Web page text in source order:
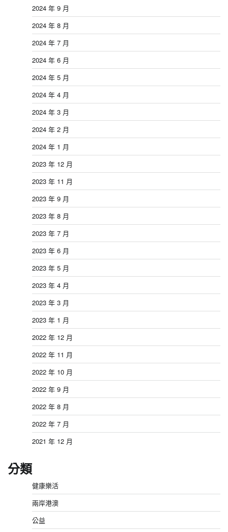
2024 年 9 月
2024 年 8 月
2024 年 7 月
2024 年 6 月
2024 年 5 月
2024 年 4 月
2024 年 3 月
2024 年 2 月
2024 年 1 月
2023 年 12 月
2023 年 11 月
2023 年 9 月
2023 年 8 月
2023 年 7 月
2023 年 6 月
2023 年 5 月
2023 年 4 月
2023 年 3 月
2023 年 1 月
2022 年 12 月
2022 年 11 月
2022 年 10 月
2022 年 9 月
2022 年 8 月
2022 年 7 月
2021 年 12 月
分類
健康樂活
兩岸港澳
公益